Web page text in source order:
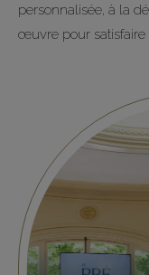
personnalisée, à la
œuvre pour satisfaire